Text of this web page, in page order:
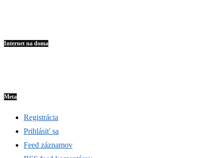
Internet na doma
Meta
Registrácia
Prihlásiť sa
Feed záznamov